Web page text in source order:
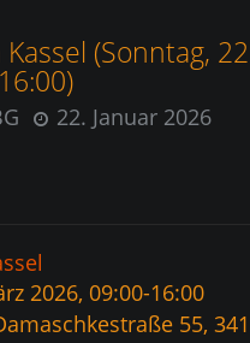
(Sonntag,
22. Januar 2026
2026, 09:00-16:00
55,